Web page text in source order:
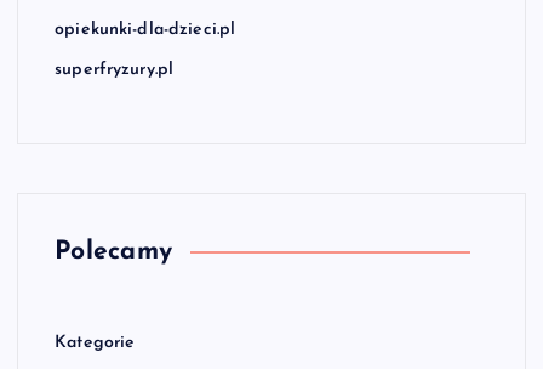
opiekunki-dla-dzieci.pl
superfryzury.pl
Polecamy
Kategorie